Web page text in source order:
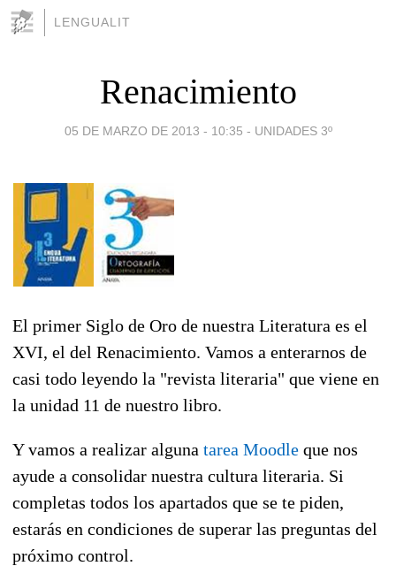
LENGUALIT
Renacimiento
05 DE MARZO DE 2013 - 10:35 - UNIDADES 3º
El primer Siglo de Oro de nuestra Literatura es el
XVI, el del Renacimiento. Vamos a enterarnos de
casi todo leyendo la "revista literaria" que viene en
la unidad 11 de nuestro libro.
Y vamos a realizar alguna tarea Moodle que nos
ayude a consolidar nuestra cultura literaria. Si
completas todos los apartados que se te piden,
estarás en condiciones de superar las preguntas del
próximo control.